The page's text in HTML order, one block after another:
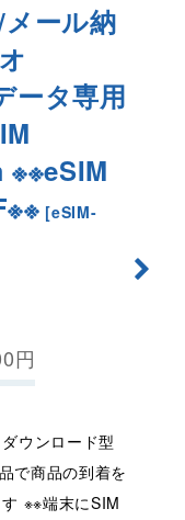
ール納
ータ専用
[eSIM-
円
ウンロード型
で商品の到着を
※※端末にSIM